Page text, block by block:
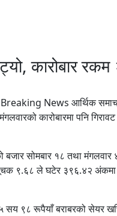
कारोबार रकम
News आर्थिक
कारोबारमा पनि
बजार सोमबार १८ तथा
९.६८ ले घटेर ३९६.४२
९८ रूपैयाँ बराबरको सेयर